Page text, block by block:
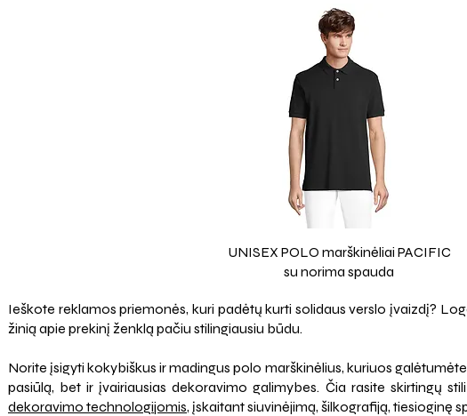
UNISEX POLO marškinėliai PACIFIC
su norima spauda
Ieškote reklamos priemonės, kuri padėtų kurti solidaus verslo įvaizdį?
žinią apie prekinį ženklą pačiu stilingiausiu būdu.
Norite įsigyti kokybiškus ir madingus polo marškinėlius, kuriuos
pasiūlą, bet ir įvairiausias dekoravimo galimybes. Čia rasite skirtingų
dekoravimo technologijomis, įskaitant siuvinėjimą, šilkografiją, tiesioginę